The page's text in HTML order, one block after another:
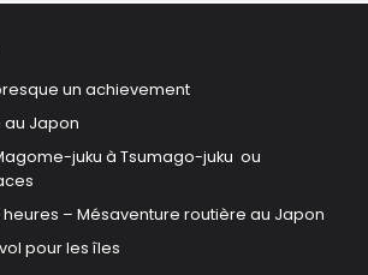
un achievement
au Japon
juku à Tsumago-juku ou
heures – Mésaventure routière au Japon
pour les îles